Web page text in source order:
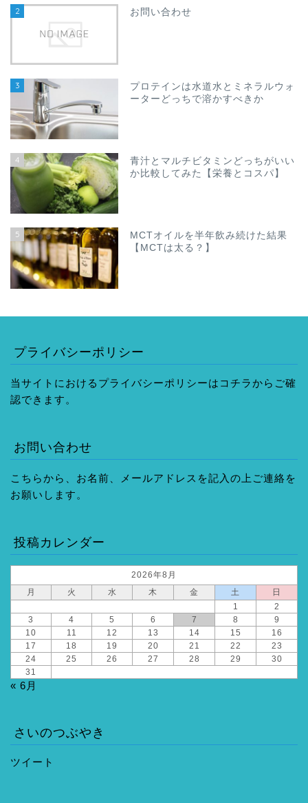
2 お問い合わせ
3
プロテインは水道水とミネラルウォ
ーターどっちで溶かすべきか
4
青汁とマルチビタミンどっちがいい
か比較してみた【栄養とコスパ】
5
MCTオイルを半年飲み続けた結果
【MCTは太る？】
プライバシーポリシー
当サイトにおけるプライバシーポリシーはコチラからご確
認できます。
お問い合わせ
こちらから、お名前、メールアドレスを記入の上ご連絡を
お願いします。
投稿カレンダー
2026年8月
月
火 水 木 金 土
日
1
2
3
4 5 6 7 8
9
10
11 12 13 14 15
16
17
18 19 20 21 22
23
24
25 26 27 28 29
30
31
« 6月
さいのつぶやき
ツイート